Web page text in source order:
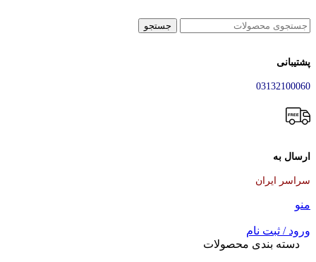
جستجو
پشتیبانی
03132100060
ارسال به
سراسر ایران
منو
ورود / ثبت نام
دسته بندی محصولات